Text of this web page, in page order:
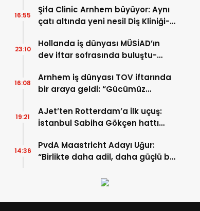
Şifa Clinic Arnhem büyüyor: Aynı
çatı altında yeni nesil Diş Kliniği-
16:55
Hollanda iş dünyası MÜSİAD’ın
dev iftar sofrasında buluştu-
23:10
Arnhem iş dünyası TOV iftarında
bir araya geldi: “Gücümüz
16:08
AJet’ten Rotterdam’a ilk uçuş:
İstanbul Sabiha Gökçen hattı
19:21
PvdA Maastricht Adayı Uğur:
“Birlikte daha adil, daha güçlü bir
14:36